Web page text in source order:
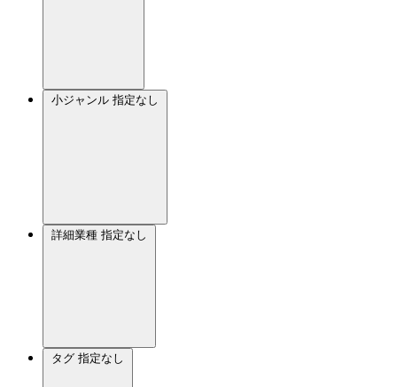
小ジャンル 指定なし
詳細業種 指定なし
タグ 指定なし